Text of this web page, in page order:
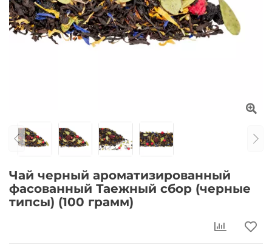
Чай черный ароматизированный
фасованный Таежный сбор (черные
типсы) (100 грамм)